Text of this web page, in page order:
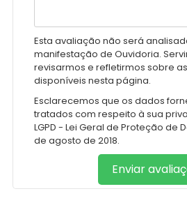
Esta avaliação não será
manifestação de Ouvidoria.
revisarmos e refletirmos sobre
disponíveis nesta página.
Esclarecemos que os dados
tratados com respeito à sua
LGPD - Lei Geral de Proteção de
de agosto de 2018.
Enviar